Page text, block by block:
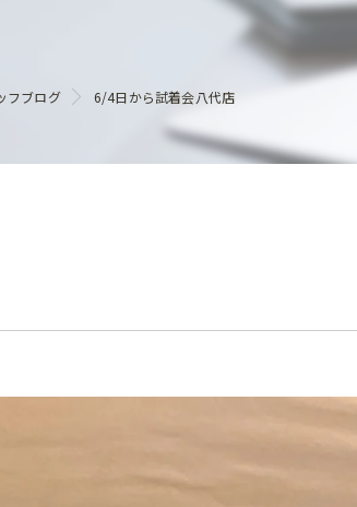
フブログ 6/4日から試着会八代店